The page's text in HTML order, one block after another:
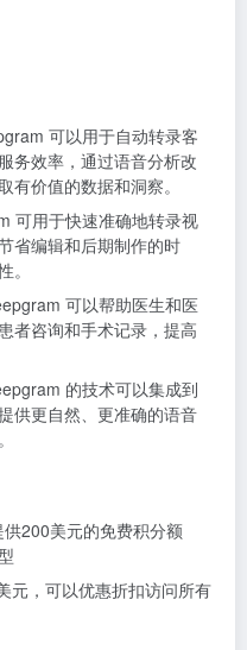
可以用于自动转录客
务效率，通过语音分析改
价值的数据和洞察。
可用于快速准确地转录视
省编辑和后期制作的时
可以帮助医生和医
者咨询和手术记录，提高
的技术可以集成到
供更自然、更准确的语音
200美元的免费积分额
元，可以优惠折扣访问所有